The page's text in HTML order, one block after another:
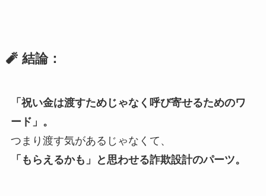
🧨 結論：
「祝い金は渡すためじゃなく呼び寄せるためのワ
ード」。
つまり渡す気があるじゃなくて、
「もらえるかも」と思わせる詐欺設計のパーツ。